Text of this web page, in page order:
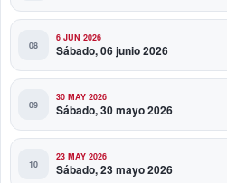
6 JUN 2026
Sábado, 06 junio 2026
30 MAY 2026
Sábado, 30 mayo 2026
23 MAY 2026
Sábado, 23 mayo 2026